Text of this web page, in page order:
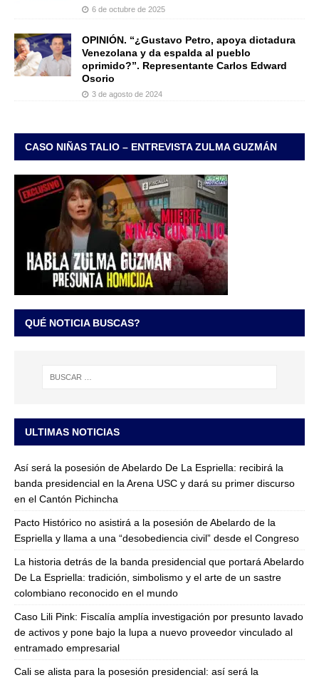
6 de octubre de 2025
OPINIÓN. “¿Gustavo Petro, apoya dictadura
Venezolana y da espalda al pueblo
oprimido?”. Representante Carlos Edward
Osorio
3 de agosto de 2024
CASO NIÑAS TALIO – ENTREVISTA ZULMA GUZMÁN
QUÉ NOTICIA BUSCAS?
ULTIMAS NOTICIAS
Así será la posesión de Abelardo De La Espriella: recibirá la
banda presidencial en la Arena USC y dará su primer discurso
en el Cantón Pichincha
Pacto Histórico no asistirá a la posesión de Abelardo de la
Espriella y llama a una “desobediencia civil” desde el Congreso
La historia detrás de la banda presidencial que portará Abelardo
De La Espriella: tradición, simbolismo y el arte de un sastre
colombiano reconocido en el mundo
Caso Lili Pink: Fiscalía amplía investigación por presunto lavado
de activos y pone bajo la lupa a nuevo proveedor vinculado al
entramado empresarial
Cali se alista para la posesión presidencial: así será la